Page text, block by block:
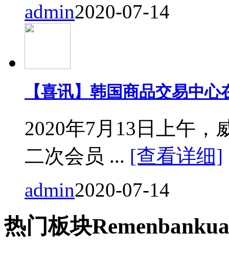
admin2020-07-14
【喜讯】韩国商品交易中
2020年7月13日上午，
二次会员 ... [查看详细]
admin2020-07-14
热门板块Remen